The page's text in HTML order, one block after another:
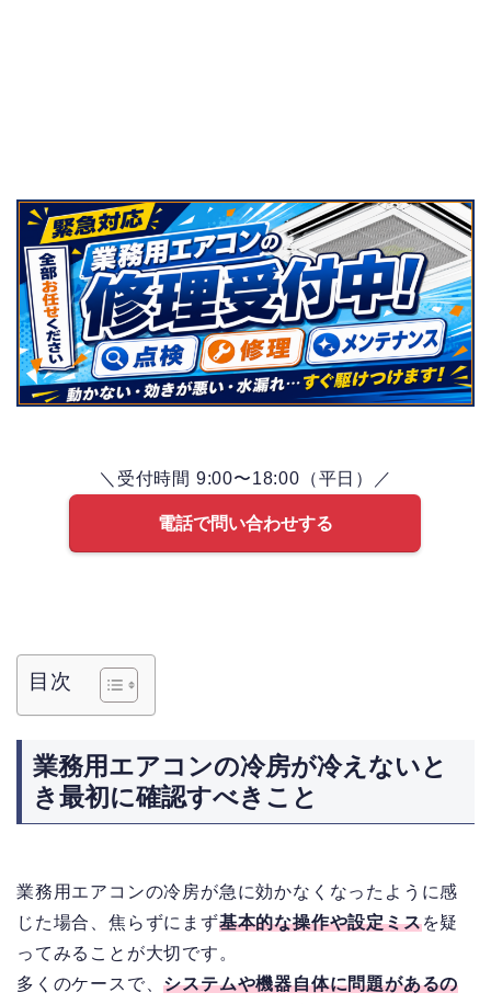
＼受付時間 9:00〜18:00（平日）／
電話で問い合わせする
目次
業務用エアコンの冷房が冷えないと
き最初に確認すべきこと
業務用エアコンの冷房が急に効かなくなったように感
じた場合、焦らずにまず基本的な操作や設定ミスを疑
ってみることが大切です。
多くのケースで、システムや機器自体に問題があるの